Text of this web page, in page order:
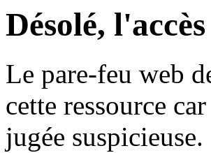
Désolé,
Le pare-feu web
cette ressource
jugée suspicieuse.